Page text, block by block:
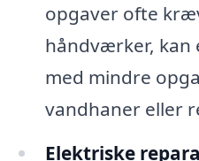
opgaver ofte
håndværker, kan
med mindre
vandhaner eller
Elektriske